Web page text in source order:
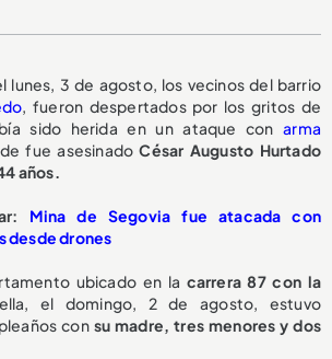
lunes, 3 de agosto, los vecinos del barrio
, fueron despertados por los gritos de
sido herida en un ataque conarma
fue asesinadoCésar Augusto Hurtado
años.
Mina de Segovia fue atacada con
desde drones
ubicado en la carrera 87 con la
el domingo, 2 de agosto, estuvo
con su madre, tres menores y dos